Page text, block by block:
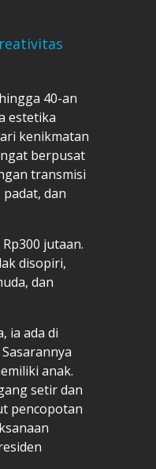
40-an
estetika
kenikmatan
berpusat
transmisi
dan
jutaan.
disopiri,
dan
ia ada di
anak.
setir dan
pencopotan